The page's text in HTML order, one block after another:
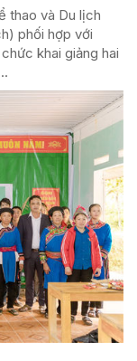
thao và Du lịch
phối hợp với
khai giảng hai